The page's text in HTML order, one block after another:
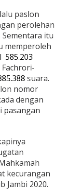
paslon
perolehan
Sementara itu
memperoleh
585.203
suara.
nomor
dengan
pasangan
kecurangan
Jambi 2020.